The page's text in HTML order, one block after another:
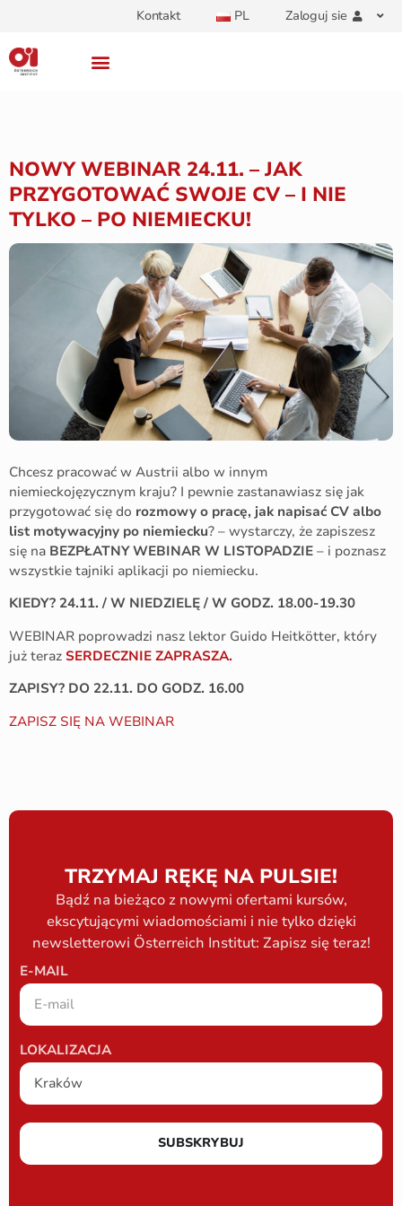
Kontakt PL Zaloguj sie
NOWY WEBINAR 24.11. – JAK
PRZYGOTOWAĆ SWOJE CV – I NIE
TYLKO – PO NIEMIECKU!
Chcesz pracować w Austrii albo w innym
niemieckojęzycznym kraju? I pewnie zastanawiasz się jak
przygotować się do rozmowy o pracę, jak napisać CV albo
list motywacyjny po niemiecku? – wystarczy, że zapiszesz
się na BEZPŁATNY WEBINAR W LISTOPADZIE – i poznasz
wszystkie tajniki aplikacji po niemiecku.
KIEDY? 24.11. / W NIEDZIELĘ / W GODZ. 18.00-19.30
WEBINAR poprowadzi nasz lektor Guido Heitkötter, który
już teraz SERDECZNIE ZAPRASZA.
ZAPISY? DO 22.11. DO GODZ. 16.00
ZAPISZ SIĘ NA WEBINAR
TRZYMAJ RĘKĘ NA PULSIE!
Bądź na bieżąco z nowymi ofertami kursów,
ekscytującymi wiadomościami i nie tylko dzięki
newsletterowi Österreich Institut: Zapisz się teraz!
E-MAIL
LOKALIZACJA
SUBSKRYBUJ